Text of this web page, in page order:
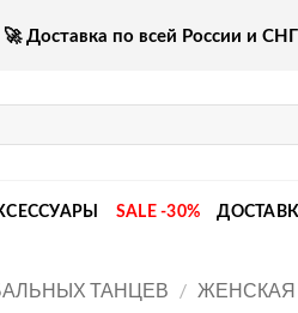
🚀 Доставка по всей России и
SALE -30%
ТАНЦЕВ / ЖЕНСКАЯ